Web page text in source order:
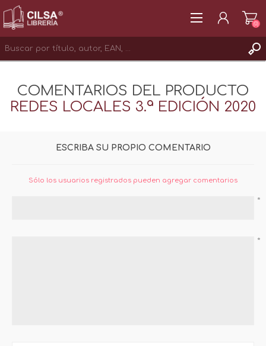
INICIAR SESIÓN
(0)
COMENTARIOS DEL PRODUCTO
REDES LOCALES 3.ª EDICIÓN 2020
ESCRIBA SU PROPIO COMENTARIO
Sólo los usuarios registrados pueden agregar comentarios
*
*